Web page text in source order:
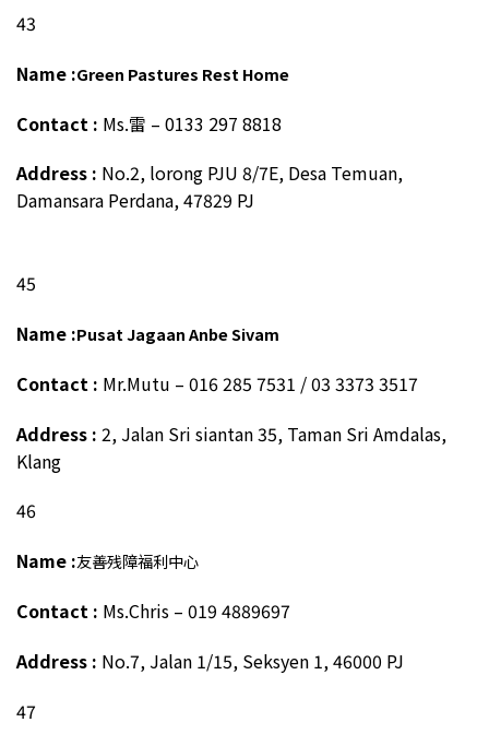
43
Name :Green Pastures Rest Home
Contact : Ms.雷 – 0133 297 8818
Address : No.2, lorong PJU 8/7E, Desa Temuan,
Damansara Perdana, 47829 PJ
45
Name :Pusat Jagaan Anbe Sivam
Contact : Mr.Mutu – 016 285 7531 / 03 3373 3517
Address : 2, Jalan Sri siantan 35, Taman Sri Amdalas,
Klang
46
Name :友善残障福利中心
Contact : Ms.Chris – 019 4889697
Address : No.7, Jalan 1/15, Seksyen 1, 46000 PJ
47